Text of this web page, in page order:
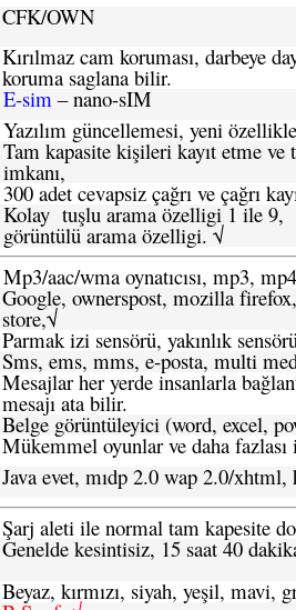
CFK/OWN
Kırılmaz cam koruması, darbeye
koruma saglana bilir.
E-sim – nano-sIM
Yazılım güncellemesi, yeni
Tam kapasite kişileri kayıt etme ve
imkanı,
300 adet cevapsiz çağrı ve çağrı
Kolay tuşlu arama özelligi 1 ile 9,
görüntülü arama özelligi. √
Mp3/aac/wma oynatıcısı, mp3, mp4
Google, ownerspost, mozilla
store,√
Parmak izi sensörü, yakınlık
Sms, ems, mms, e-posta, multi
Mesajlar her yerde insanlarla
mesajı ata bilir.
Belge görüntüleyici (word, excel,
Mükemmel oyunlar ve daha
Java evet, mıdp 2.0 wap 2.0/
Şarj aleti ile normal tam kapesite
Genelde kesintisiz, 15 saat 40
Beyaz, kırmızı, siyah, yeşil, mavi,